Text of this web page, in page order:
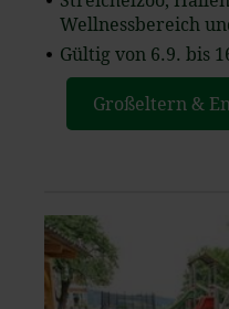
Wellnessbereich
Gültig von 6.9. bis
Großeltern &